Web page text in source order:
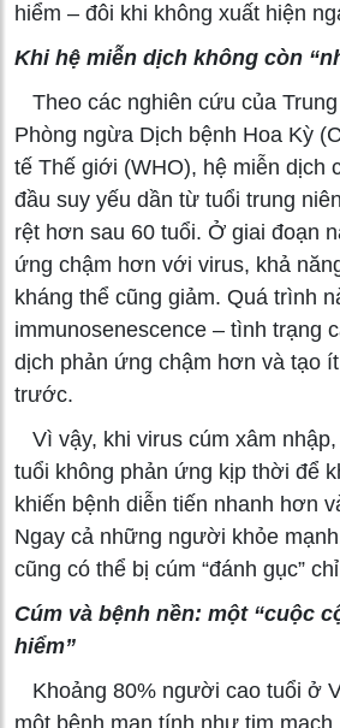
hiểm – đôi khi không xuất hiện
Khi hệ miễn dịch không còn
Theo các nghiên cứu của
Phòng ngừa Dịch bệnh Hoa Kỳ
tế Thế giới (WHO), hệ miễn dịch
đầu suy yếu dần từ tuổi trung
rệt hơn sau 60 tuổi. Ở giai đoạn
ứng chậm hơn với virus, khả
kháng thể cũng giảm. Quá trình
immunosenescence – tình trạng
dịch phản ứng chậm hơn và tạo
trước.
Vì vậy, khi virus cúm xâm
tuổi không phản ứng kịp thời để
khiến bệnh diễn tiến nhanh hơn
Ngay cả những người khỏe
cũng có thể bị cúm “đánh gục”
Cúm và bệnh nền: một “cuộc
hiểm”
Khoảng 80% người cao tuổi ở